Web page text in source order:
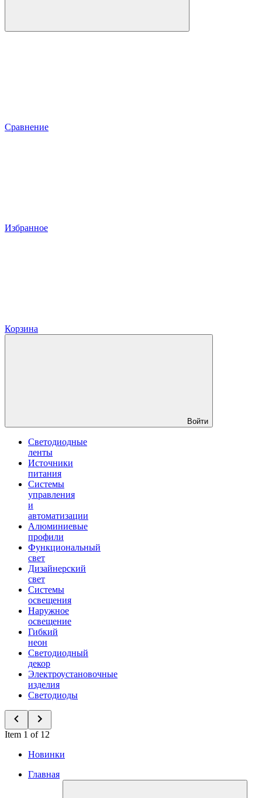
Сравнение
Избранное
Корзина
Войти
Светодиодные
ленты
Источники
питания
Системы
управления
и
автоматизации
Алюминиевые
профили
Функциональный
свет
Дизайнерский
свет
Системы
освещения
Наружное
освещение
Гибкий
неон
Светодиодный
декор
Электроустановочные
изделия
Светодиоды
Item 1 of 12
Новинки
Главная